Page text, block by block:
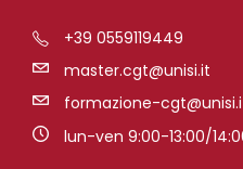
+39 0559119449
master.cgt@unisi.it
formazione-
lun-ven 9:00-13:00/